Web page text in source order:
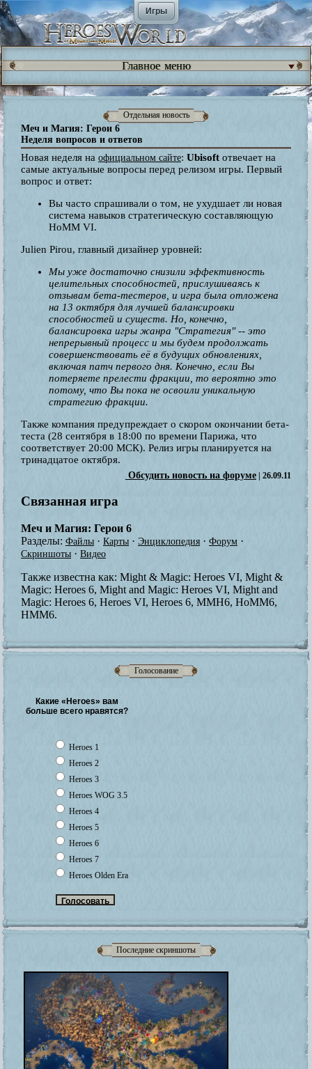
Игры
Голосование
Какие «Heroes» вам
больше всего нравятся?
Heroes 1
Heroes 2
Heroes 3
Heroes WOG 3.5
Heroes 4
Heroes 5
Heroes 6
Heroes 7
Heroes Olden Era
Последние скриншоты
Главное меню
Отдельная новость
Меч и Магия: Герои 6
Неделя вопросов и ответов
Новая неделя на официальном сайте: Ubisoft отвечает на
самые актуальные вопросы перед релизом игры. Первый
вопрос и ответ:
Вы часто спрашивали о том, не ухудшает ли новая
система навыков стратегическую составляющую
HoMM VI.
Julien Pirou, главный дизайнер уровней:
Мы уже достаточно снизили эффективность
целительных способностей, прислушиваясь к
отзывам бета-тестеров, и игра была отложена
на 13 октября для лучшей балансировки
способностей и существ. Но, конечно,
балансировка игры жанра "Стратегия" -- это
непрерывный процесс и мы будем продолжать
совершенствовать её в будущих обновлениях,
включая патч первого дня. Конечно, если Вы
потеряете прелести фракции, то вероятно это
потому, что Вы пока не освоили уникальную
стратегию фракции.
Также компания предупреждает о скором окончании бета-
теста (28 сентября в 18:00 по времени Парижа, что
соответствует 20:00 МСК). Релиз игры планируется на
тринадцатое октября.
Обсудить новость на форуме | 26.09.11
Связанная игра
Меч и Магия: Герои 6
Разделы: Файлы · Карты · Энциклопедия · Форум ·
Скриншоты · Видео
Также известна как: Might & Magic: Heroes VI, Might &
Magic: Heroes 6, Might and Magic: Heroes VI, Might and
Magic: Heroes 6, Heroes VI, Heroes 6, MMH6, HoMM6,
HMM6.